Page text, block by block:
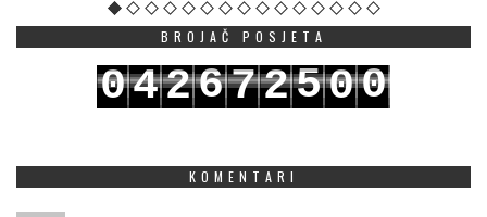
BROJAČ POSJETA
042672500
KOMENTARI